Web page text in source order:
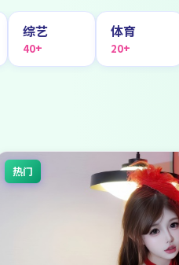
综艺
40+
体育
20+
热门